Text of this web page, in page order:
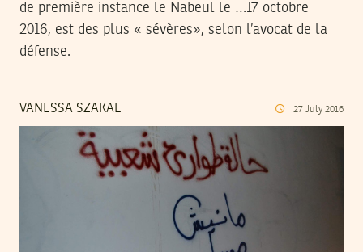
de première instance le Nabeul le …17 octobre
2016, est des plus « sévères», selon l’avocat de la
défense.
VANESSA SZAKAL 27 July 2016